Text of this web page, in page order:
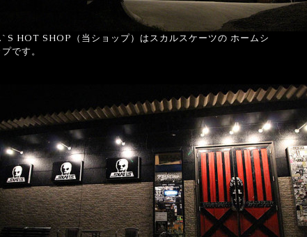
HOT SHOP（当ショップ）はスカルスケーツの ホームシ
です。